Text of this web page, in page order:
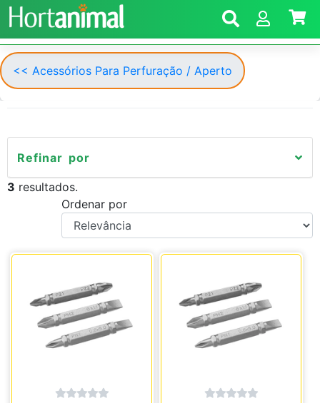
<< Acessórios Para Perfuração / Aperto
Refinar por
3 resultados.
Ordenar por